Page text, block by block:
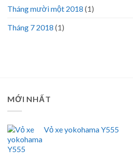
Tháng mười một 2018 (1)
Tháng 7 2018 (1)
MỚI NHẤT
Vỏ xe yokohama Y555